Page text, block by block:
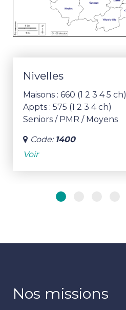
Nivelles
Maisons : 660 (1 2 3 4 5 ch)
Appts : 575 (1 2 3 4 ch)
Seniors / PMR / Moyens
Code: 1400
Voir
Nos missions